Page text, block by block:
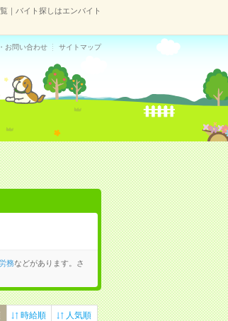
｜バイト探しはエンバイト
お問い合わせ サイトマップ
務などがあります。さ
時給順 人気順